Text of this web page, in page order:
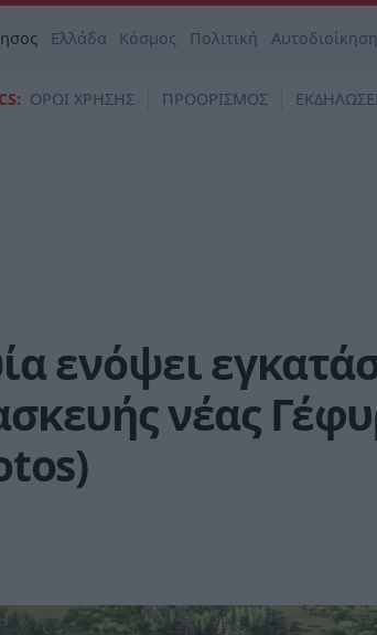
Ελλάδα Κόσμος Πολιτική Αυτοδιοίκηση
ΟΡΟΙ ΧΡΗΣΗΣ ΠΡΟΟΡΙΣΜΟΣ
ενόψει
νέας